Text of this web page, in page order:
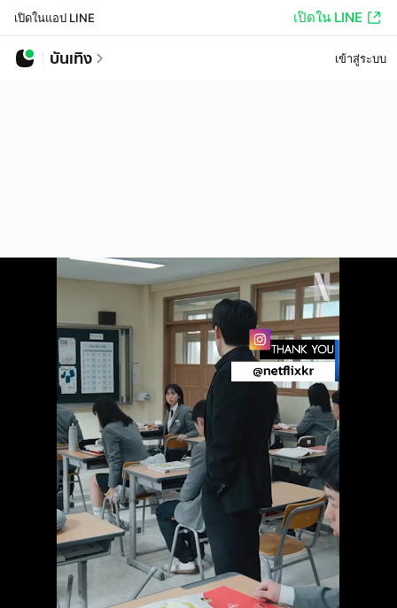
เปิดในแอป LINE เปิดใน LINE
บันเทิง เข้าสู่ระบบ